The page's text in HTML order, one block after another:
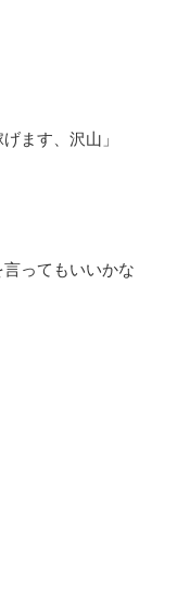
ます、沢山」
ってもいいかな